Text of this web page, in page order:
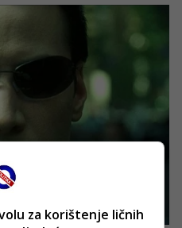
za korištenje ličnih